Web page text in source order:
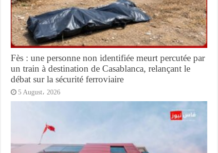
Fès : une personne non identifiée meurt percutée par
un train à destination de Casablanca, relançant le
débat sur la sécurité ferroviaire
5 August، 2026